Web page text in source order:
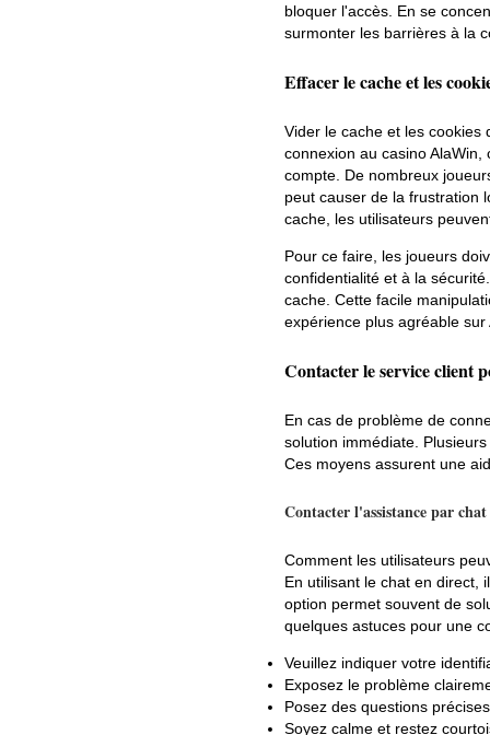
bloquer l'accès. En se
surmonter les barrières à la
Effacer le cache et les
Vider le cache et les
connexion au casino
compte. De nombreux
peut causer de la frustration
cache, les utilisateurs
Pour ce faire, les joueurs
confidentialité et à la
cache. Cette facile
expérience plus agréable sur
Contacter le service client
En cas de problème de
solution immédiate.
Ces moyens assurent une
Contacter l'assistance par chat
Comment les utilisateurs
En utilisant le chat en direct,
option permet souvent de
quelques astuces pour une
Veuillez indiquer votre
Exposez le problème
Posez des questions
Soyez calme et restez